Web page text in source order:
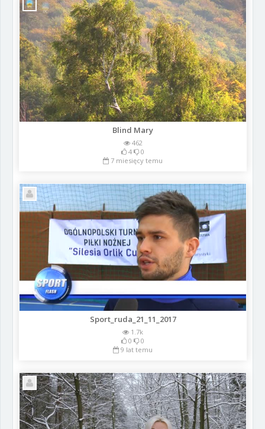
Blind Mary
462
4
0
7 miesięcy temu
Sport_ruda_21_11_2017
1.7k
0
0
9 lat temu